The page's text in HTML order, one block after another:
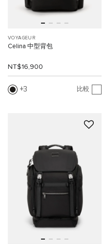
VOYAGEUR
Celina 中型背包
NT$16,900
3 比較